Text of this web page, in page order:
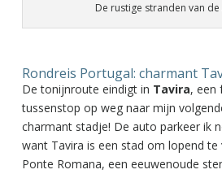
De rustige stranden van de
Rondreis Portugal: charmant
De tonijnroute eindigt in Tavira, een
tussenstop op weg naar mijn
charmant stadje! De auto parkeer ik
want Tavira is een stad om lopend te
Ponte Romana, een eeuwenoude